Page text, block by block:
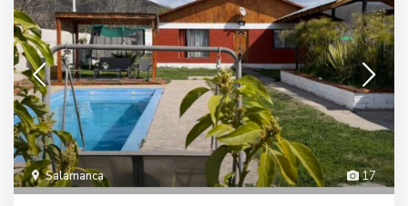
17
Salamanca
E
l
Q
u
e
ñ
e
,